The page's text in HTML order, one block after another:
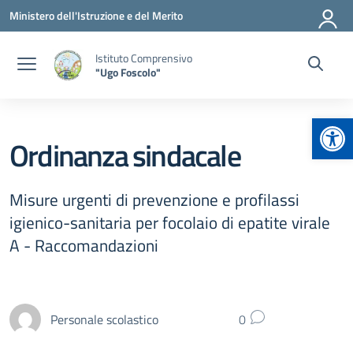
Vai ai contenuti
Vai al menu di navigazione
Vai al footer
Ministero dell'Istruzione e del Merito
Istituto Comprensivo
"Ugo Foscolo"
Ordinanza sindacale
Misure urgenti di prevenzione e profilassi
igienico-sanitaria per focolaio di epatite virale
A - Raccomandazioni
Personale scolastico 0